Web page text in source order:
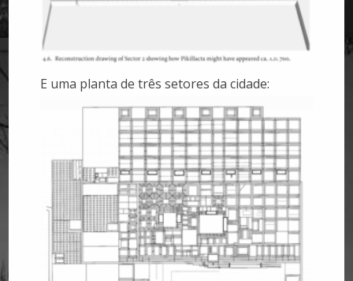
E uma planta de três setores da cidade: